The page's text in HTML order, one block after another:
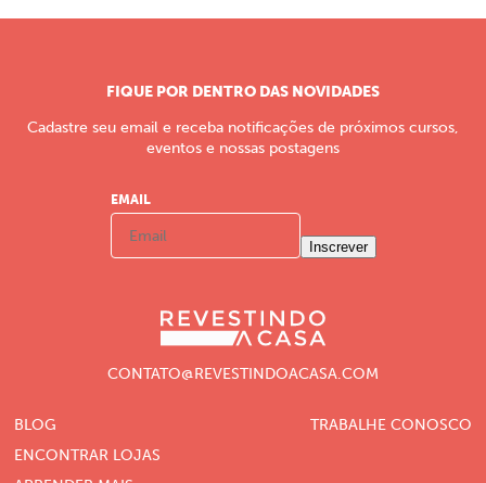
FIQUE POR DENTRO DAS NOVIDADES
Cadastre seu email e receba notificações de próximos cursos,
eventos e nossas postagens
EMAIL
Inscrever
CONTATO@REVESTINDOACASA.COM
BLOG
ENCONTRAR LOJAS
TRABALHE CONOSCO